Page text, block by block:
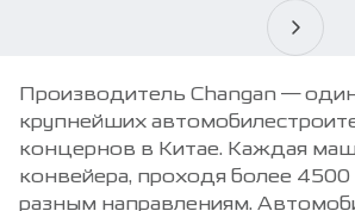
Производитель Changan —
крупнейших
концернов в Китае. Каждая
конвейера, проходя более 4500
разным направлениям.